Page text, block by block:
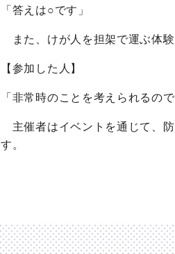
「答えは○です」
また、けが人を担架で運ぶ体験
【参加した人】
「非常時のことを考えられるの
主催者はイベントを通じて、
す。